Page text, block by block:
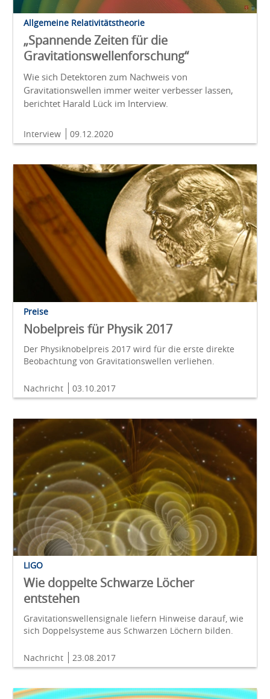
Allgemeine Relativitätstheorie
„Spannende Zeiten für die
Gravitationswellenforschung“
Wie sich Detektoren zum Nachweis von
Gravitationswellen immer weiter verbesser lassen,
berichtet Harald Lück im Interview.
Interview 09.12.2020
Preise
Nobelpreis für Physik 2017
Der Physiknobelpreis 2017 wird für die erste direkte
Beobachtung von Gravitationswellen verliehen.
Nachricht 03.10.2017
LIGO
Wie doppelte Schwarze Löcher
entstehen
Gravitationswellensignale liefern Hinweise darauf, wie
sich Doppelsysteme aus Schwarzen Löchern bilden.
Nachricht 23.08.2017